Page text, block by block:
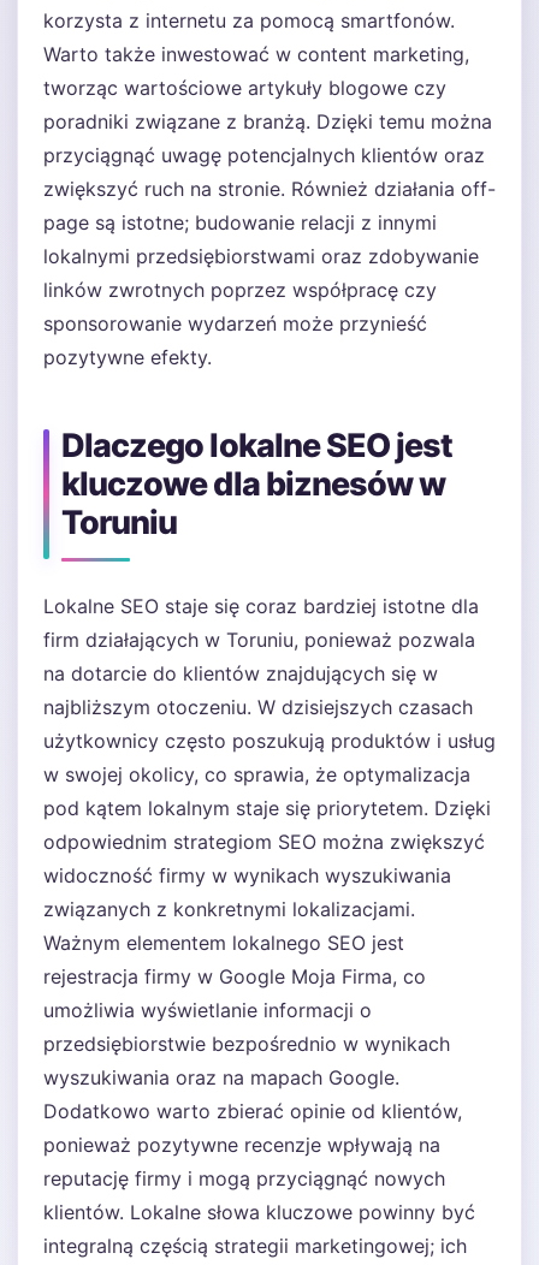
korzysta z internetu za pomocą smartfonów.
Warto także inwestować w content marketing,
tworząc wartościowe artykuły blogowe czy
poradniki związane z branżą. Dzięki temu można
przyciągnąć uwagę potencjalnych klientów oraz
zwiększyć ruch na stronie. Również działania off-
page są istotne; budowanie relacji z innymi
lokalnymi przedsiębiorstwami oraz zdobywanie
linków zwrotnych poprzez współpracę czy
sponsorowanie wydarzeń może przynieść
pozytywne efekty.
Dlaczego lokalne SEO jest
kluczowe dla biznesów w
Toruniu
Lokalne SEO staje się coraz bardziej istotne dla
firm działających w Toruniu, ponieważ pozwala
na dotarcie do klientów znajdujących się w
najbliższym otoczeniu. W dzisiejszych czasach
użytkownicy często poszukują produktów i usług
w swojej okolicy, co sprawia, że optymalizacja
pod kątem lokalnym staje się priorytetem. Dzięki
odpowiednim strategiom SEO można zwiększyć
widoczność firmy w wynikach wyszukiwania
związanych z konkretnymi lokalizacjami.
Ważnym elementem lokalnego SEO jest
rejestracja firmy w Google Moja Firma, co
umożliwia wyświetlanie informacji o
przedsiębiorstwie bezpośrednio w wynikach
wyszukiwania oraz na mapach Google.
Dodatkowo warto zbierać opinie od klientów,
ponieważ pozytywne recenzje wpływają na
reputację firmy i mogą przyciągnąć nowych
klientów. Lokalne słowa kluczowe powinny być
integralną częścią strategii marketingowej; ich